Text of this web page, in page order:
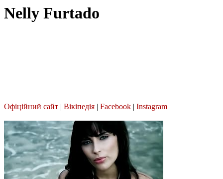
Nelly Furtado
Офіційний сайт | Вікіпедія | Facebook | Instagram